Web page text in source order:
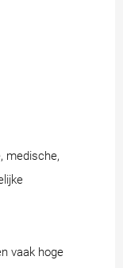
medische,
vaak hoge